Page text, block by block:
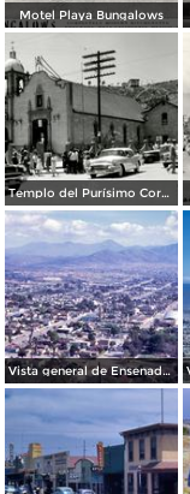
Motel Playa Bungalows
Templo del Purísimo Corazón de María, salida de misa
Vista general de Ensenada (1963)